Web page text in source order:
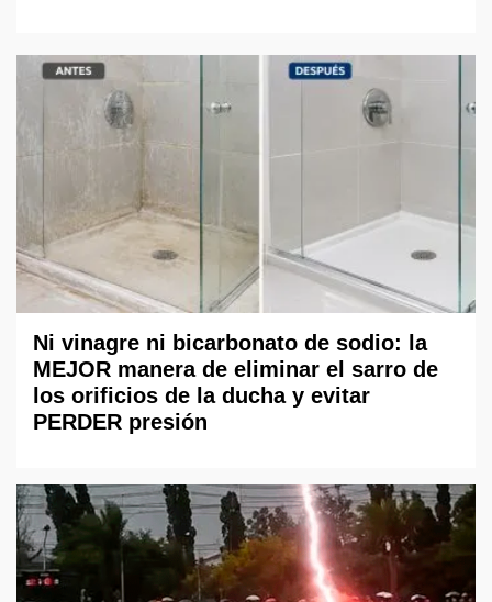
Ni vinagre ni bicarbonato de sodio: la
MEJOR manera de eliminar el sarro de
los orificios de la ducha y evitar
PERDER presión